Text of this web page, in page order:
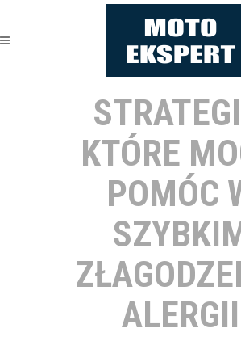
KTÓRE
POMÓC
ALERGII